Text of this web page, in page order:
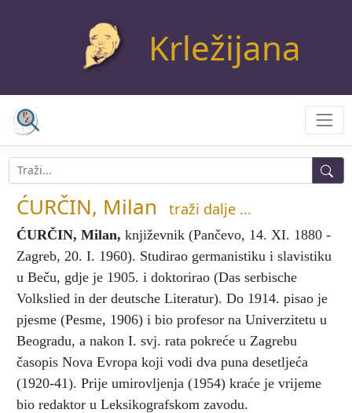
Krležijana
ĆURČIN, Milan traži dalje ...
ĆURČIN, Milan, književnik (Pančevo, 14. XI. 1880 -
Zagreb, 20. I. 1960). Studirao germanistiku i slavistiku
u Beču, gdje je 1905. i doktorirao (Das serbische
Volkslied in der deutsche Literatur). Do 1914. pisao je
pjesme (Pesme, 1906) i bio profesor na Univerzitetu u
Beogradu, a nakon I. svj. rata pokreće u Zagrebu
časopis Nova Evropa koji vodi dva puna desetljeća
(1920-41). Prije umirovljenja (1954) kraće je vrijeme
bio redaktor u Leksikografskom zavodu.